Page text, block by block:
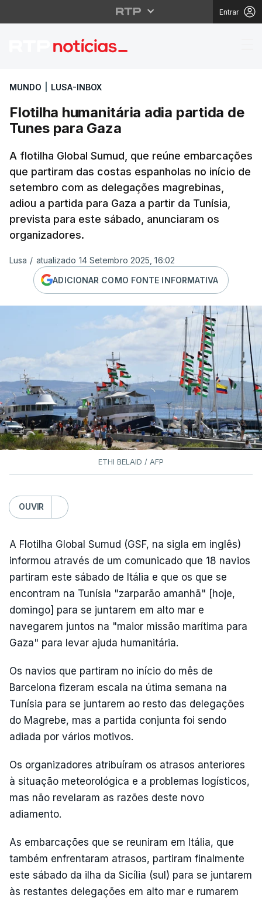
Entrar
Flotilha humanitária
MUNDO LUSA-INBOX
Flotilha humanitária adia partida de
Tunes para Gaza
A flotilha Global Sumud, que reúne embarcações
que partiram das costas espanholas no início de
setembro com as delegações magrebinas,
adiou a partida para Gaza a partir da Tunísia,
prevista para este sábado, anunciaram os
organizadores.
Lusa / atualizado 14 Setembro 2025, 16:02
ADICIONAR COMO FONTE INFORMATIVA
ETHI BELAID / AFP
OUVIR
A Flotilha Global Sumud (GSF, na sigla em inglês)
informou através de um comunicado que 18 navios
partiram este sábado de Itália e que os que se
encontram na Tunísia "zarparão amanhã" [hoje,
domingo] para se juntarem em alto mar e
navegarem juntos na "maior missão marítima para
Gaza" para levar ajuda humanitária.
Os navios que partiram no início do mês de
Barcelona fizeram escala na útima semana na
Tunísia para se juntarem ao resto das delegações
do Magrebe, mas a partida conjunta foi sendo
adiada por vários motivos.
Os organizadores atribuíram os atrasos anteriores
à situação meteorológica e a problemas logísticos,
mas não revelaram as razões deste novo
adiamento.
As embarcações que se reuniram em Itália, que
também enfrentaram atrasos, partiram finalmente
este sábado da ilha da Sicília (sul) para se juntarem
às restantes delegações em alto mar e rumarem